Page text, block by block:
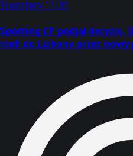
Transfery 11:31
Sporting CP podjął
trafi do Lizbony przez nowy